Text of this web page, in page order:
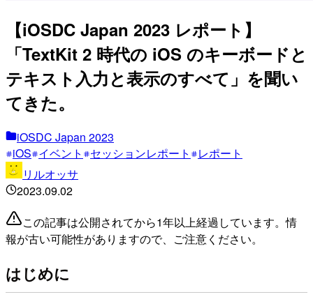
【iOSDC Japan 2023 レポート】
「TextKit 2 時代の iOS のキーボードと
テキスト入力と表示のすべて」を聞い
てきた。
iOSDC Japan 2023
iOS イベント セッションレポート
レポート
リルオッサ
2023.09.02
この記事は公開されてから1年以上経過しています。情
報が古い可能性がありますので、ご注意ください。
はじめに